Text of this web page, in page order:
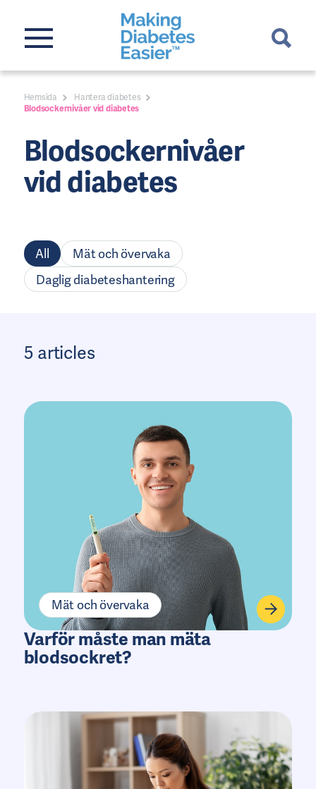
Hemsida
Hantera diabetes
Blodsockernivåer vid diabetes
Blodsockernivåer
vid diabetes
All
Mät och övervaka
Daglig diabeteshantering
5 articles
Mät och övervaka
Varför måste man mäta
blodsockret?